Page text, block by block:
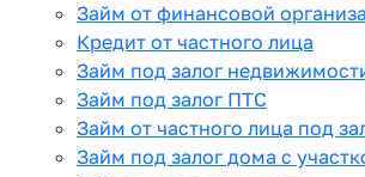
Займ от финансовой
Кредит от частного лица
Займ под залог
Займ под залог ПТС
Займ от частного лица под
Займ под залог дома с